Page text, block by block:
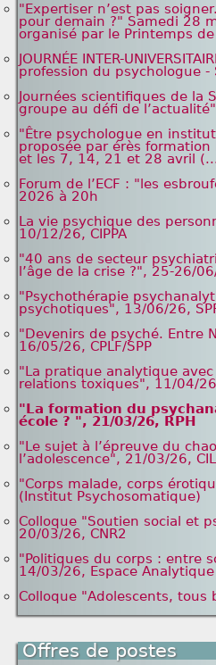
"Expertiser n’est pas
pour demain ?" Samedi 28
organisé par le Printemps
JOURNÉE INTER-
profession du psychologue
Journées scientifiques de la
groupe au défi de
"Être psychologue en
proposée par érès
et les 7, 14, 21 et 28 avril
Forum de l’ECF : "les
2026 à 20h
La vie psychique des
10/12/26, CIPPA
"40 ans de secteur
l’âge de la crise ?", 25-26/
"Psychothérapie
psychotiques", 13/06/26,
"Devenirs de psyché. Entre
16/05/26, CPLF/SPP
"La pratique analytique
relations toxiques", 11/04/
"La formation du
école ? ", 21/03/26, RPH
"Le sujet à l’épreuve du
l’adolescence", 21/03/26,
"Corps malade, corps
(Institut Psychosomatique)
Colloque "Soutien social et
20/03/26, CNR2
"Politiques du corps : entre
14/03/26, Espace
Colloque "Adolescents, tous
Offres de postes